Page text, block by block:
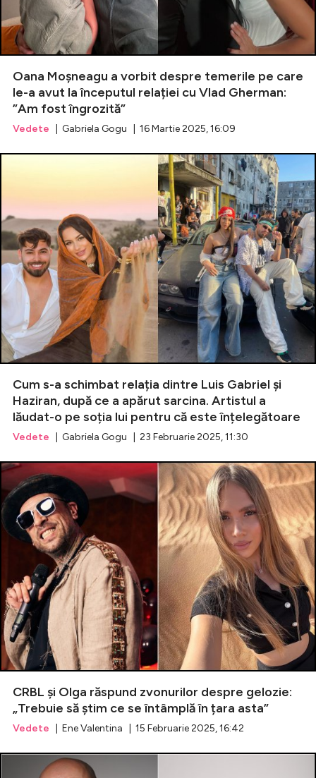
Oana Moșneagu a vorbit despre temerile pe care
le-a avut la începutul relației cu Vlad Gherman:
”Am fost îngrozită”
Vedete | Gabriela Gogu | 16 Martie 2025, 16:09
Cum s-a schimbat relația dintre Luis Gabriel și
Haziran, după ce a apărut sarcina. Artistul a
lăudat-o pe soția lui pentru că este înțelegătoare
Vedete | Gabriela Gogu | 23 Februarie 2025, 11:30
CRBL și Olga răspund zvonurilor despre gelozie:
„Trebuie să știm ce se întâmplă în țara asta”
Vedete | Ene Valentina | 15 Februarie 2025, 16:42